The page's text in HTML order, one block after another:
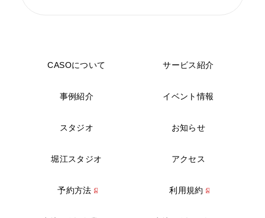
CASOについて サービス紹介
事例紹介 イベント情報
スタジオ お知らせ
堀江スタジオ アクセス
予約方法 利用規約